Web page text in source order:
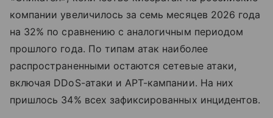
компании увеличилось за семь месяцев 2026 года
на 32% по сравнению с аналогичным периодом
прошлого года. По типам атак наиболее
распространенными остаются сетевые атаки,
включая DDoS-атаки и APT-кампании. На них
пришлось 34% всех зафиксированных инцидентов.